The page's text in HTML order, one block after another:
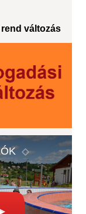
változás